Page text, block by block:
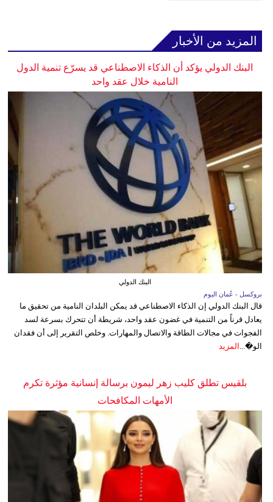
المزيد من الأخبار
البنك الدولي يؤكد أن الذكاء الاصطناعي قد يسرّع تنمية الدول
النامية خلال عقد واحد
البنك الدولي
بروكسل - عُمان اليوم
قال البنك الدولي إن الذكاء الاصطناعي قد يمكن البلدان النامية من تحقيق ما
يعادل قرناً من التنمية في غضون عقد واحد، شريطة أن تتحرك بسرعة لسد
الفجوات في مجالات الطاقة والاتصال والمهارات. وخلص التقرير إلى أن فقدان
الو�...
المزيد
بلقيس تطلق كليب زهر ليمون برسالة إنسانية مؤثرة تكرم
الأمهات المكافحات